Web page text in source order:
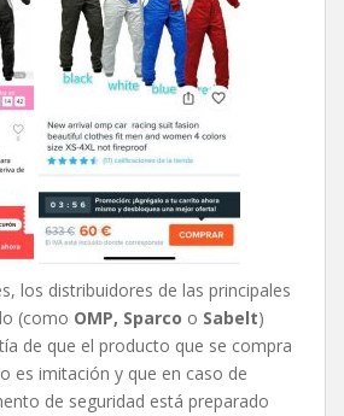
los distribuidores de las principales
(como OMP, Sparco o Sabelt)
de que el producto que se compra
es imitación y que en caso de
de seguridad está preparado